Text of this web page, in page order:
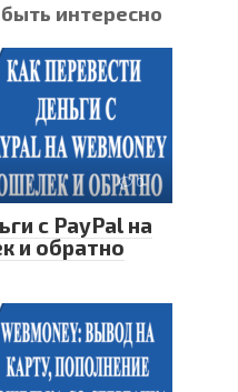
интересно
0
с PayPal на
и обратно